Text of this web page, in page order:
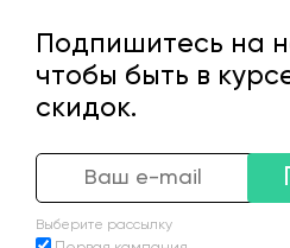
Подпишитесь на
чтобы быть в
скидок.
Выберите рассылку